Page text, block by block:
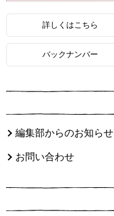
詳しくはこちら
バックナンバー
編集部からのお知らせ
お問い合わせ